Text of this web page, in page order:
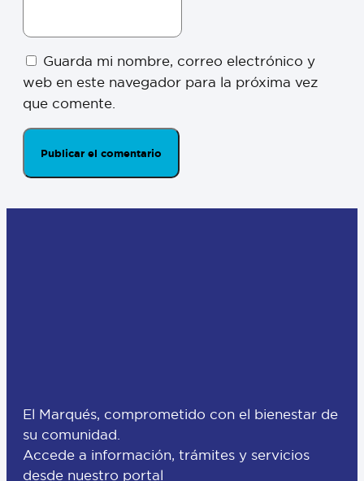
Guarda mi nombre, correo electrónico y
web en este navegador para la próxima vez
que comente.
El Marqués, comprometido con el bienestar de
su comunidad.
Accede a información, trámites y servicios
desde nuestro portal